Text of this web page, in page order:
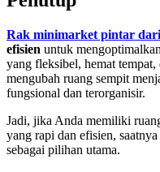
Rak minimarket pintar
efisien untuk
yang fleksibel, hemat
mengubah ruang sempit
fungsional dan terorganisir.
Jadi, jika Anda memiliki
yang rapi dan efisien,
sebagai pilihan utama.